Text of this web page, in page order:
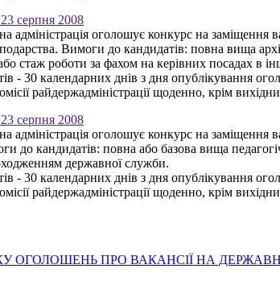
серпня 2008
адміністрація оголошує конкурс на заміщення
Вимоги до кандидатів: повна вища
стаж роботи за фахом на керівних посадах в
- 30 календарних днів з дня опублікування
райдержадміністрації щоденно, крім
серпня 2008
адміністрація оголошує конкурс на заміщення
до кандидатів: повна або базова вища
державної служби.
- 30 календарних днів з дня опублікування
райдержадміністрації щоденно, крім
ОГОЛОШЕНЬ ПРО ВАКАНСІЇ НА